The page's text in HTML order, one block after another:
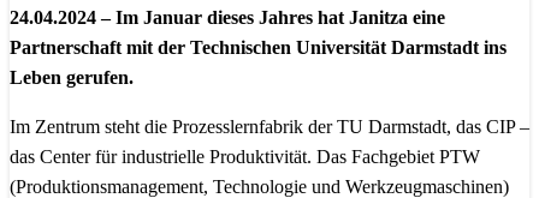
24.04.2024 – Im Januar dieses Jahres hat Janitza eine
Partnerschaft mit der Technischen Universität Darmstadt ins
Leben gerufen.
Im Zentrum steht die Prozesslernfabrik der TU Darmstadt, das CIP –
das Center für industrielle Produktivität. Das Fachgebiet PTW
(Produktionsmanagement, Technologie und Werkzeugmaschinen)